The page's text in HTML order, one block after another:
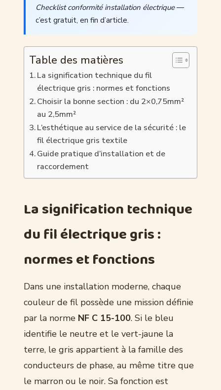
Checklist conformité installation électrique—
c’est gratuit, en fin d’article.
Table des matières
La signification technique du fil
électrique gris : normes et fonctions
Choisir la bonne section : du 2×0,75mm²
au 2,5mm²
L’esthétique au service de la sécurité : le
fil électrique gris textile
Guide pratique d’installation et de
raccordement
La signification technique
du fil électrique gris :
normes et fonctions
Dans une installation moderne, chaque
couleur de fil possède une mission définie
par la norme NF C 15-100. Si le bleu
identifie le neutre et le vert-jaune la
terre, le gris appartient à la famille des
conducteurs de phase, au même titre que
le marron ou le noir. Sa fonction est